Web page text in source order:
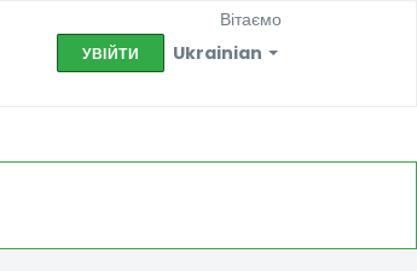
Ukrainian
Вітаємо
УВІЙТИ